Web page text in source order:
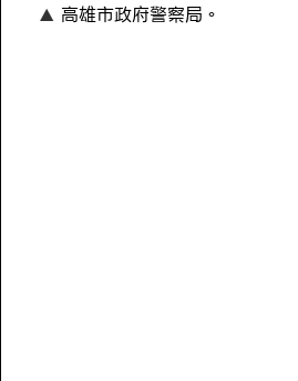
高雄市政府警察局。